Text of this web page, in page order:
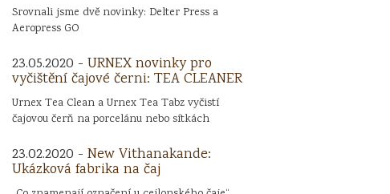
Srovnali jsme dvě novinky: Delter Press a
Aeropress GO
23.05.2020 - URNEX novinky pro
vyčištění čajové černi: TEA CLEANER
Urnex Tea Clean a Urnex Tea Tabz vyčistí
čajovou čerň na porcelánu nebo sítkách
23.02.2020 - New Vithanakande:
Ukázková fabrika na čaj